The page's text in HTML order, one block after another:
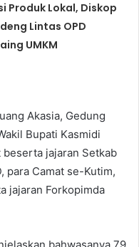
Produk Lokal, Diskop
Lintas OPD
UMKM
Akasia, Gedung
Bupati Kasmidi
jajaran Setkab
para Camat se-Kutim,
jajaran Forkopimda